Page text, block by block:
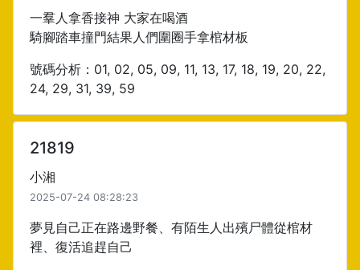
一羣人拿香接神 大家在喝酒
騎腳踏車撞門結果人們圍圈手拿棺材板
號碼分析：01, 02, 05, 09, 11, 13, 17, 18, 19, 20, 22,
24, 29, 31, 39, 59
21819
小湘
2025-07-24 08:28:23
夢見自己正在路邊野餐、有陌生人出殯尸體從棺材
裡、復活追趕自己